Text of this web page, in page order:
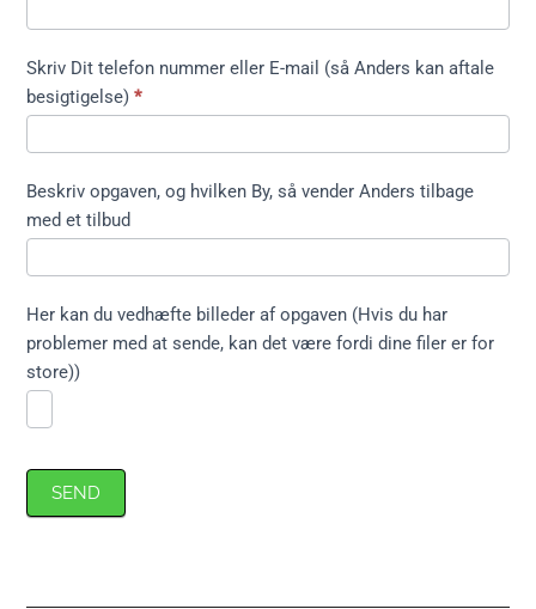
kort ikke
træfældning
Skriv Dit telefon nummer eller E-mail (så Anders kan aftale
besigtigelse)*
Beskriv opgaven, og hvilken By, så vender Anders tilbage
med et tilbud
Her kan du vedhæfte billeder af opgaven (Hvis du har
problemer med at sende, kan det være fordi dine filer er for
store))
SEND